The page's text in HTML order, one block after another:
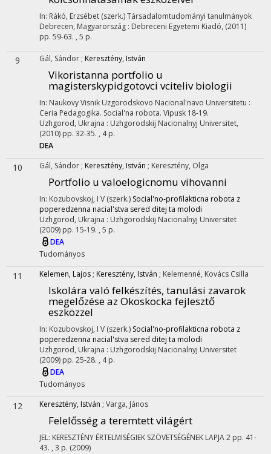
In: Rákó, Erzsébet (szerk.)Társadalomtudományi tanulmányok
Debrecen, Magyarország : Debreceni Egyetemi Kiadó, (2011)
pp. 59-63. , 5 p.
9 Gál, Sándor ; Keresztény, István
Vikoristanna portfolio u
magisterskypidgotovci vciteliv biologii
In: Naukovy Visnik Uzgorodskovo Nacional'navo Universitetu :
Ceria Pedagogika. Social'na robota. Vipusk 18-19.
Uzhgorod, Ukrajna : Uzhgorodskij Nacionalnyj Universitet,
(2010) pp. 32-35. , 4 p.
DEA
10 Gál, Sándor ; Keresztény, István ; Keresztény, Olga
Portfolio u valoelogicnomu vihovanni
In: Kozubovskoj, I V (szerk.) Social'no-profilakticna robota z
poperedzenna nacial'stva sered ditej ta molodi
Uzhgorod, Ukrajna : Uzhgorodskij Nacionalnyj Universitet
(2009) pp. 15-19. , 5 p.
DEA
Tudományos
11 Kelemen, Lajos ; Keresztény, István ; Kelemenné, Kovács Csilla
Iskolára való felkészítés, tanulási zavarok
megelőzése az Okoskocka fejlesztő
eszközzel
In: Kozubovskoj, I V (szerk.) Social'no-profilakticna robota z
poperedzenna nacial'stva sered ditej ta molodi
Uzhgorod, Ukrajna : Uzhgorodskij Nacionalnyj Universitet
(2009) pp. 25-28. , 4 p.
DEA
Tudományos
12 Keresztény, István ; Varga, János
Felelősség a teremtett világért
JEL: KERESZTÉNY ÉRTELMISÉGIEK SZÖVETSÉGÉNEK LAPJA2 pp. 41-
43. , 3 p. (2009)